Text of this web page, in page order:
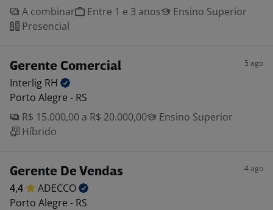
A combinar Entre 1 e 3 anos
Ensino Superior
Presencial
Gerente Comercial 5 ago
Interlig RH
Porto Alegre - RS
R$ 15.000,00 a R$ 20.000,00
Ensino Superior
Híbrido
Gerente De Vendas 4 ago
4,4
ADECCO
Porto Alegre - RS